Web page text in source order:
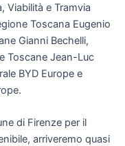
Viabilità e Tramvia
Toscana Eugenio
Gianni Bechelli,
Toscane Jean-Luc
BYD Europe e
di Firenze per il
arriveremo quasi